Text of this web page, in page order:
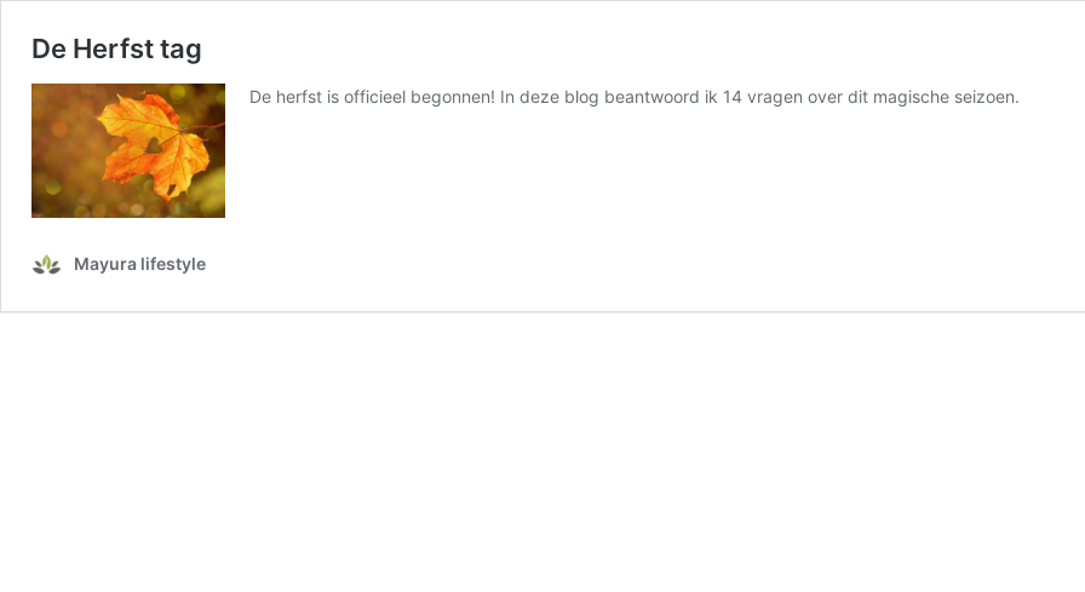
De Herfst tag
De herfst is officieel begonnen! In deze blog beantwoord ik 14 vragen over dit magische seizoen.
Mayura lifestyle